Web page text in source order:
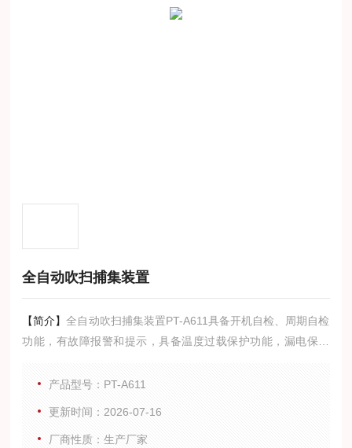
全自动吹扫捕集装置
【简介】全自动吹扫捕集装置PT-A611具备开机自检、周期自检
功能，有故障报警和提示，具备温度过载保护功能，漏电保护
产品型号：PT-A611
更新时间：2026-07-16
厂商性质：生产厂家